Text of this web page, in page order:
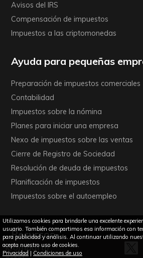
¡Compartir
Avisos del IRS
Compensación de impuestos
Impuestos a las criptomonedas
Ayuda para pequeñas
Preparación de impuestos comerciales
Contabilidad
Impuestos sobre la nómina
Planes para iniciar una empresa
Nexo de impuestos sobre las ventas
Cierre de Registro de Sociedad
Resolución de deuda de impuestos
Planificación de impuestos
Impuestos sobre el autoempleo
Recursos
Utilizamos cookies para brindarle una excelente
usuario. También compartimos esa información con
para publicidad y análisis. Al continuar utilizando
acepta nuestro uso de cookies.
Privacidad | Condiciones de uso